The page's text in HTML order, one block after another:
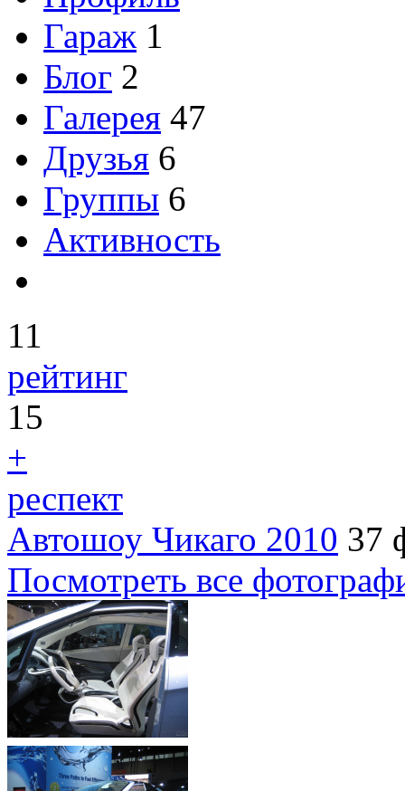
Гараж 1
Блог 2
Галерея 47
Друзья 6
Группы 6
Активность
11
рейтинг
15
+
респект
Автошоу Чикаго 2010 37
Посмотреть все